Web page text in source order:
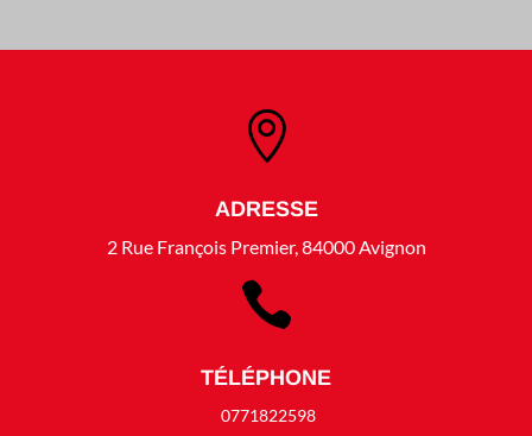

ADRESSE
2 Rue François Premier, 84000 Avignon

TÉLÉPHONE
0771822598